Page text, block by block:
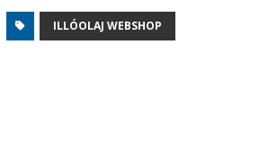
ILLÓOLAJ WEBSHOP